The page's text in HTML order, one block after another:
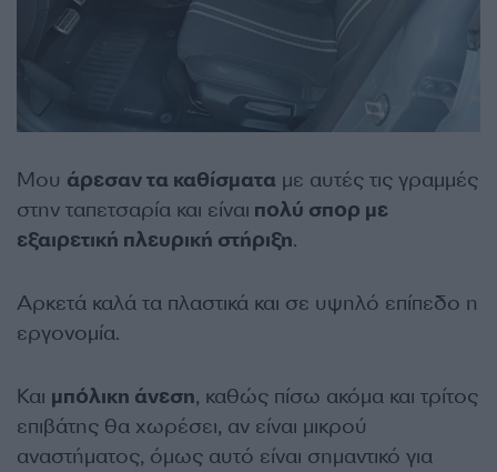
Μου άρεσαν τα καθίσματα με αυτές τις γραμμές
στην ταπετσαρία και είναι πολύ σπορ με
εξαιρετική πλευρική στήριξη.
Αρκετά καλά τα πλαστικά και σε υψηλό επίπεδο η
εργονομία.
Και μπόλικη άνεση, καθώς πίσω ακόμα και τρίτος
επιβάτης θα χωρέσει, αν είναι μικρού
αναστήματος, όμως αυτό είναι σημαντικό για